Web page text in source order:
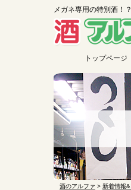
メガネ専用の特別酒！
トップページ
酒のアルファ > 新着情報